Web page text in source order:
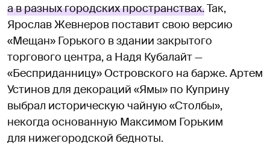
а в разных городских пространствах.Так,
Ярослав Жевнеров поставит свою версию
«Мещан» Горького в здании закрытого
торгового центра, а Надя Кубалайт —
«Бесприданницу» Островского на барже. Артем
Устинов для декораций «Ямы» по Куприну
выбрал историческую чайную «Столбы»,
некогда основанную Максимом Горьким
для нижегородской бедноты.